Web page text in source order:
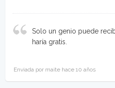
Solo un genio puede
haría gratis.
Enviada por maite hace 10 años